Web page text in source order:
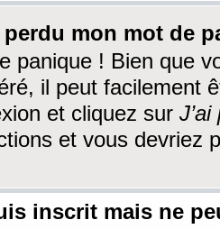
perdu mon mot de
panique ! Bien que
il peut facilement
et cliquez sur
et vous devriez
inscrit mais ne